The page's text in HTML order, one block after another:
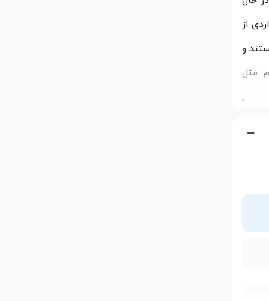
از
و
مثل
کاری